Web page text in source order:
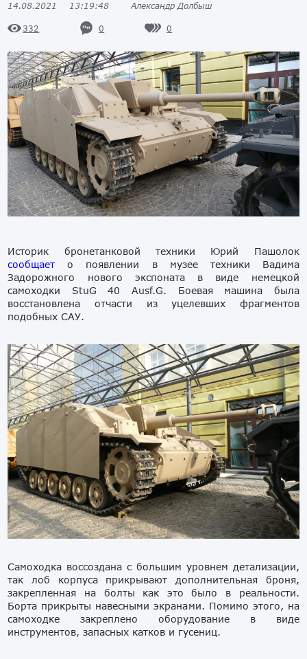
14.08.2021 13:19:48 Александр Долбыш
332 0 0
Историк бронетанковой техники Юрий Пашолок
сообщает о появлении в музее техники Вадима
Задорожного нового экспоната в виде немецкой
самоходки StuG 40 Ausf.G. Боевая машина была
восстановлена отчасти из уцелевших фрагментов
подобных САУ.
Самоходка воссоздана с большим уровнем детализации,
так лоб корпуса прикрывают дополнительная броня,
закрепленная на болты как это было в реальности.
Борта прикрыты навесными экранами. Помимо этого, на
самоходке закреплено оборудование в виде
инструментов, запасных катков и гусениц.